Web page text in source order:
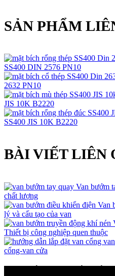
SẢN PHẨM
SS400 DIN 2576 PN10
2632 PN10
JIS 10K B2220
SS400 JIS 10K B2220
BÀI VIẾT LIÊN
Van bướm
chất lượng
Van
lý và cấu tạo của van
Thiết bị công nghiệp quen thuộc
cổng-van cửa